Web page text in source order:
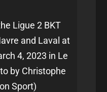
Ligue 2 BKT
and Laval at
4, 2023 in Le
by Christophe
Sport)